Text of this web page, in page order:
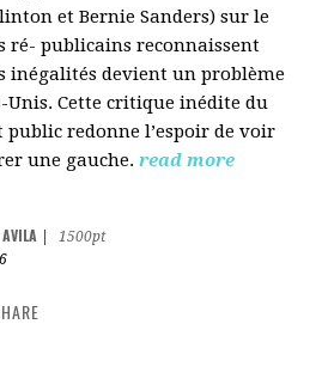
et Bernie Sanders) sur le
ré- publicains reconnaissent
inégalités devient un problème
Cette critique inédite du
public redonne l’espoir de voir
une gauche. read more
1500pt